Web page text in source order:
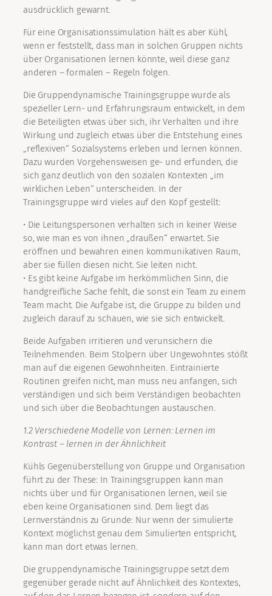
ausdrücklich gewarnt.
Für eine Organisationssimulation hält es aber Kühl,
wenn er feststellt, dass man in solchen Gruppen nichts
über Organisationen lernen könnte, weil diese ganz
anderen – formalen – Regeln folgen.
Die Gruppendynamische Trainingsgruppe wurde als
spezieller Lern- und Erfahrungsraum entwickelt, in dem
die Beteiligten etwas über sich, ihr Verhalten und ihre
Wirkung und zugleich etwas über die Entstehung eines
„reflexiven“ Sozialsystems erleben und lernen können.
Dazu wurden Vorgehensweisen ge- und erfunden, die
sich ganz deutlich von den sozialen Kontexten „im
wirklichen Leben“ unterscheiden. In der
Trainingsgruppe wird vieles auf den Kopf gestellt:
• Die Leitungspersonen verhalten sich in keiner Weise
so, wie man es von ihnen „draußen“ erwartet. Sie
eröffnen und bewahren einen kommunikativen Raum,
aber sie füllen diesen nicht. Sie leiten nicht.
• Es gibt keine Aufgabe im herkömmlichen Sinn, die
handgreifliche Sache fehlt, die sonst ein Team zu einem
Team macht. Die Aufgabe ist, die Gruppe zu bilden und
zugleich darauf zu schauen, wie sie sich entwickelt.
Beide Aufgaben irritieren und verunsichern die
Teilnehmenden. Beim Stolpern über Ungewohntes stößt
man auf die eigenen Gewohnheiten. Eintrainierte
Routinen greifen nicht, man muss neu anfangen, sich
verständigen und sich beim Verständigen beobachten
und sich über die Beobachtungen austauschen.
1.2 Verschiedene Modelle von Lernen: Lernen im
Kontrast – lernen in der Ähnlichkeit
Kühls Gegenüberstellung von Gruppe und Organisation
führt zu der These: In Trainingsgruppen kann man
nichts über und für Organisationen lernen, weil sie
eben keine Organisationen sind. Dem liegt das
Lernverständnis zu Grunde: Nur wenn der simulierte
Kontext möglichst genau dem Simulierten entspricht,
kann man dort etwas lernen.
Die gruppendynamische Trainingsgruppe setzt dem
gegenüber gerade nicht auf Ähnlichkeit des Kontextes,